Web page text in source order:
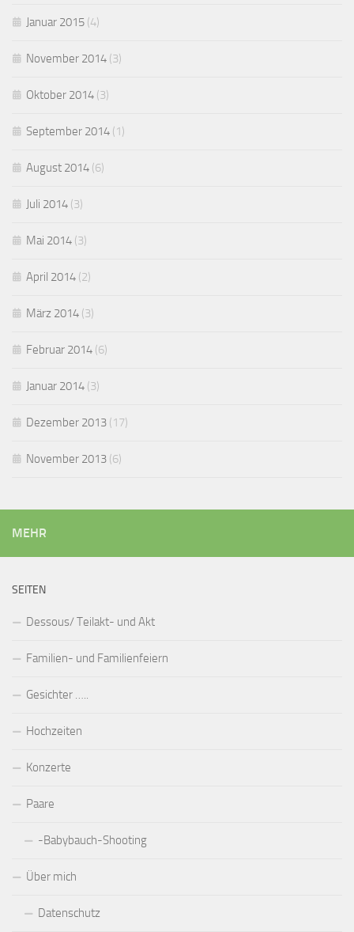
Januar 2015 (4)
November 2014 (3)
Oktober 2014 (3)
September 2014 (1)
August 2014 (6)
Juli 2014 (3)
Mai 2014 (3)
April 2014 (2)
März 2014 (3)
Februar 2014 (6)
Januar 2014 (3)
Dezember 2013 (17)
November 2013 (6)
MEHR
SEITEN
Dessous/ Teilakt- und Akt
Familien- und Familienfeiern
Gesichter …..
Hochzeiten
Konzerte
Paare
-Babybauch-Shooting
Über mich
Datenschutz